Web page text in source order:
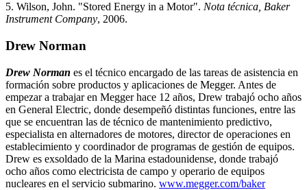
5. Wilson, John. "Stored Energy in a Motor". Nota técnica, Baker
Instrument Company, 2006.
Drew Norman
Drew Norman es el técnico encargado de las tareas de asistencia en
formación sobre productos y aplicaciones de Megger. Antes de
empezar a trabajar en Megger hace 12 años, Drew trabajó ocho años
en General Electric, donde desempeñó distintas funciones, entre las
que se encuentran las de técnico de mantenimiento predictivo,
especialista en alternadores de motores, director de operaciones en
establecimiento y coordinador de programas de gestión de equipos.
Drew es exsoldado de la Marina estadounidense, donde trabajó
ocho años como electricista de campo y operario de equipos
nucleares en el servicio submarino. www.megger.com/baker